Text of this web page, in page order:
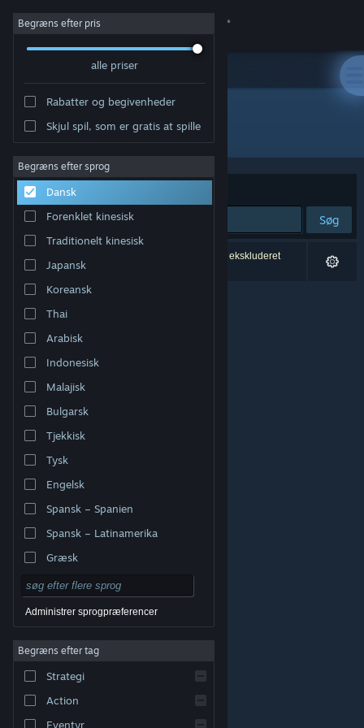
Log på
Om
Support
Skift sprog
Hent Steam-mobilappen
Vis desktop-webside
varemærker tilhører deres respektive indehavere i USA
Tilgængelighed
Refunderinger|
Begræns efter pris
alle priser
Rabatter og begivenheder
Skjul spil, som er gratis at spille
Begræns efter sprog
Dansk
Forenklet kinesisk
Traditionelt kinesisk
Japansk
Koreansk
Thai
Arabisk
Indonesisk
Malajisk
Bulgarsk
Tjekkisk
Tysk
Engelsk
Spansk – Spanien
Spansk – Latinamerika
Græsk
Administrer sprogpræferencer
Begræns efter tag
Strategi
Action
Eventyr
Udvikler: Stratosphereoff
Sorter efter Relevans
Søg
0 resultater matcher din søgning. 1 titel er blevet ekskluderet
baseret på dine præferencer.